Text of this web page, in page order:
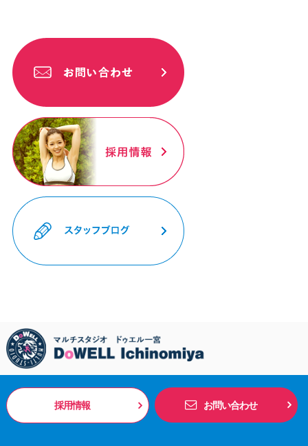
採用情報 お問い合わせ